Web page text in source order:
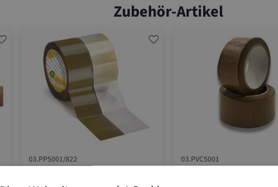
Zubehör-Artikel
03.PP5001/822 03.PVC5001